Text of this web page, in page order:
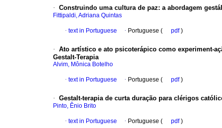
· Construindo uma cultura de paz: a abordagem
Fittipaldi, Adriana Quintas
· text in Portuguese · Portuguese ( pdf)
· Ato artístico e ato psicoterápico como experiment-
Gestalt-Terapia
Alvim, Mônica Botelho
· text in Portuguese · Portuguese ( pdf)
· Gestalt-terapia de curta duração para clérigos
Pinto, Ênio Brito
· text in Portuguese · Portuguese ( pdf)